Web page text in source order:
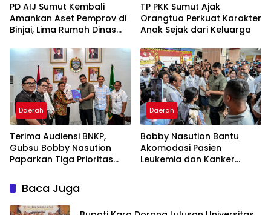
PD AIJ Sumut Kembali
Amankan Aset Pemprov di
Binjai, Lima Rumah Dinas
TP PKK Sumut Ajak
Orangtua Perkuat Karakter
Anak Sejak dari Keluarga
Daerah
Terima Audiensi BNKP,
Gubsu Bobby Nasution
Paparkan Tiga Prioritas
Nias
Daerah
Bobby Nasution Bantu
Akomodasi Pasien
Leukemia dan Kanker
Baca Juga